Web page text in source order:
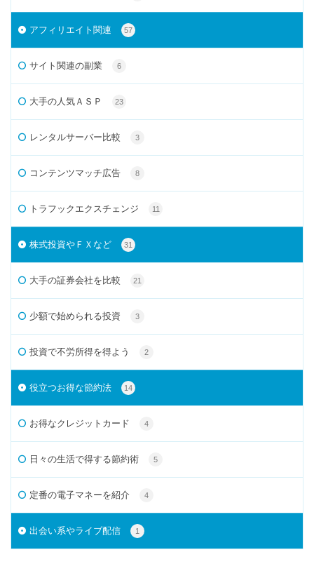
アフィリエイト関連 57
サイト関連の副業 6
大手の人気ＡＳＰ 23
レンタルサーバー比較 3
コンテンツマッチ広告 8
トラフックエクスチェンジ 11
株式投資やＦＸなど 31
大手の証券会社を比較 21
少額で始められる投資 3
投資で不労所得を得よう 2
役立つお得な節約法 14
お得なクレジットカード 4
日々の生活で得する節約術 5
定番の電子マネーを紹介 4
出会い系やライブ配信 1